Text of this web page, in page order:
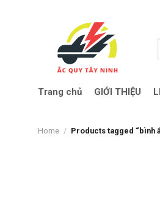
Trang chủ GIỚI THIỆU
Home / Products tagged “bình